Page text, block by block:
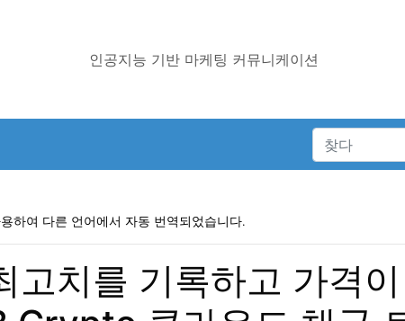
인공지능 기반 마케팅 커뮤니케이션
하여 다른 언어에서 자동 번역되었습니다.
고치를 기록하고 가격